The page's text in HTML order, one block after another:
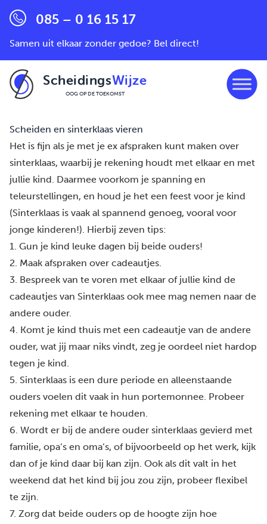
085 – 0 16 15 17
Samen uit elkaar zonder gedoe? Bel direct!
ScheidingsWijze
OOG OP DE TOEKOMST
Scheiden en sinterklaas vieren
Het is fijn als je met je ex afspraken kunt maken over
sinterklaas, waarbij je rekening houdt met elkaar en met
jullie kind. Daarmee voorkom je spanning en
teleurstellingen, en houd je het een feest voor je kind
(Sinterklaas is vaak al spannend genoeg, vooral voor
jonge kinderen!). Hierbij zeven tips:
1. Gun je kind leuke dagen bij beide ouders!
2. Maak afspraken over cadeautjes.
3. Bespreek van te voren met elkaar of jullie kind de
cadeautjes van Sinterklaas ook mee mag nemen naar de
andere ouder.
4. Komt je kind thuis met een cadeautje van de andere
ouder, wat jij maar niks vindt, zeg je oordeel niet hardop
tegen je kind.
5. Sinterklaas is een dure periode en alleenstaande
ouders voelen dit vaak in hun portemonnee. Probeer
rekening met elkaar te houden.
6. Wordt er bij de andere ouder sinterklaas gevierd met
familie, opa’s en oma’s, of bijvoorbeeld op het werk, kijk
dan of je kind daar bij kan zijn. Ook als dit valt in het
weekend dat het kind bij jou zou zijn, probeer flexibel
te zijn.
7. Zorg dat beide ouders op de hoogte zijn hoe